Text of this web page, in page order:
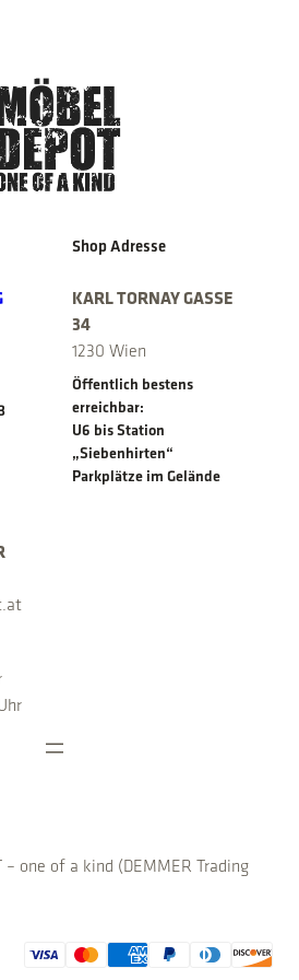
Shop Adresse
KARL TORNAY GASSE
34
1230 Wien
Öffentlich bestens
erreichbar:
U6 bis Station
„Siebenhirten“
Parkplätze im Gelände
– one of a kind (DEMMER Trading